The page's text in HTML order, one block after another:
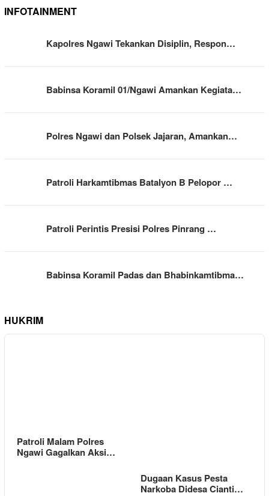
INFOTAINMENT
Kapolres Ngawi Tekankan Disiplin, Respon…
Babinsa Koramil 01/Ngawi Amankan Kegiata…
Polres Ngawi dan Polsek Jajaran, Amankan…
Patroli Harkamtibmas Batalyon B Pelopor …
Patroli Perintis Presisi Polres Pinrang …
Babinsa Koramil Padas dan Bhabinkamtibma…
HUKRIM
Patroli Malam Polres
Ngawi Gagalkan Aksi…
Dugaan Kasus Pesta
Narkoba Didesa Cianti…